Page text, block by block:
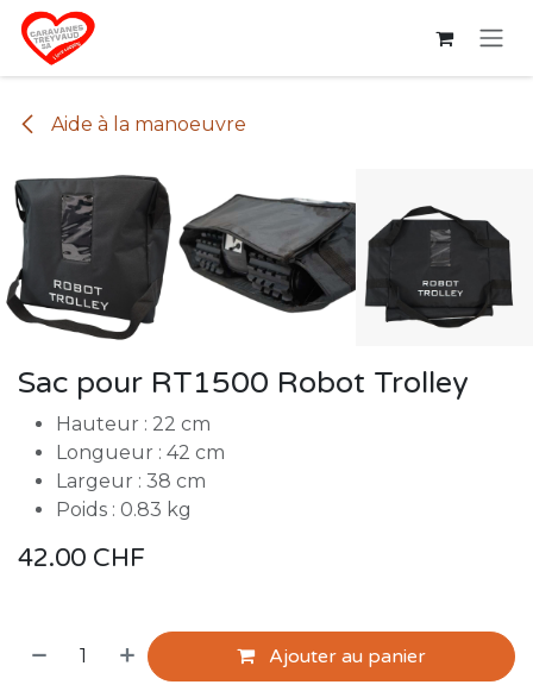
Se rendre au contenu
Aide à la manoeuvre
Sac pour RT1500 Robot Trolley
Hauteur : 22 cm
Longueur : 42 cm
Largeur : 38 cm
Poids : 0.83 kg
42.00 CHF
Ajouter au panier